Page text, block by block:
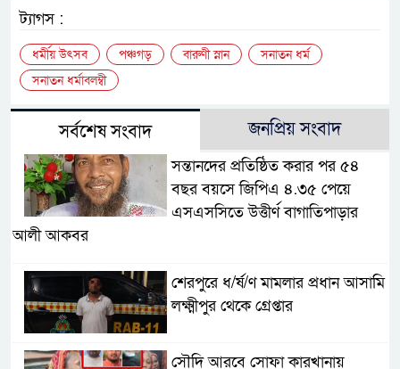
ট্যাগস :
ধর্মীয় উৎসব পঞ্চগড় বারুণী স্নান
সনাতন ধর্ম
সনাতন ধর্মাবলম্বী
সর্বশেষ সংবাদ জনপ্রিয় সংবাদ
সন্তানদের প্রতিষ্ঠিত করার পর ৫৪
বছর বয়সে জিপিএ ৪.৩৫ পেয়ে
এসএসসিতে উত্তীর্ণ বাগাতিপাড়ার
আলী আকবর
শেরপুরে ধ/র্ষ/ণ মামলার প্রধান আসামি
লক্ষ্মীপুর থেকে গ্রেপ্তার
সৌদি আরবে সোফা কারখানায়